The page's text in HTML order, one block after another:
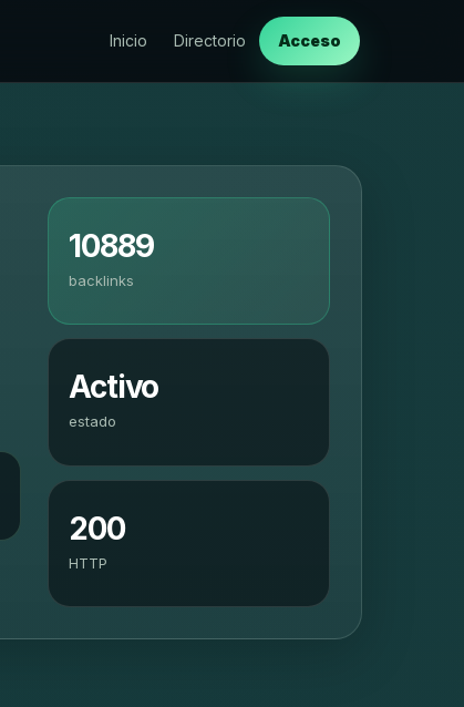
Inicio Directorio Acceso
10889
backlinks
Activo
estado
200
HTTP